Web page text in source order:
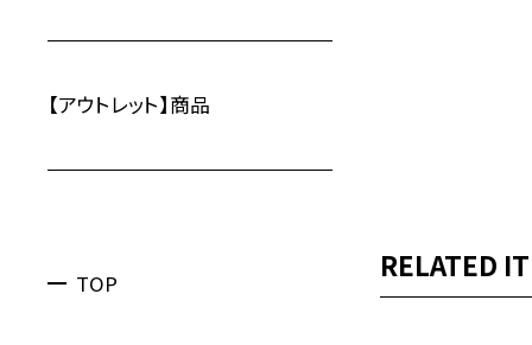
TOP
【アウトレット】商品
RELATED